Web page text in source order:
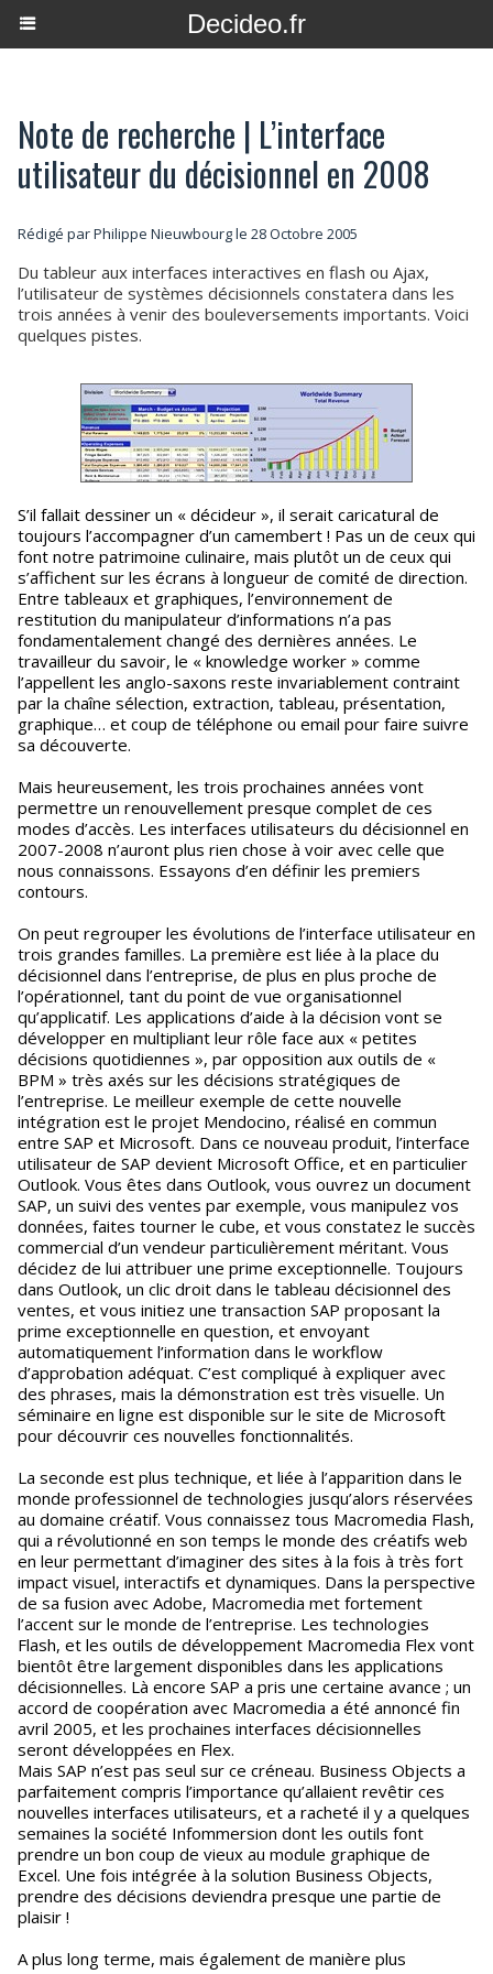
Decideo.fr
Note de recherche | L’interface
utilisateur du décisionnel en 2008
Rédigé parPhilippe Nieuwbourgle 28 Octobre 2005
Du tableur aux interfaces interactives en flash ou Ajax,
l’utilisateur de systèmes décisionnels constatera dans les
trois années à venir des bouleversements importants. Voici
quelques pistes.
S’il fallait dessiner un « décideur », il serait caricatural de
toujours l’accompagner d’un camembert ! Pas un de ceux qui
font notre patrimoine culinaire, mais plutôt un de ceux qui
s’affichent sur les écrans à longueur de comité de direction.
Entre tableaux et graphiques, l’environnement de
restitution du manipulateur d’informations n’a pas
fondamentalement changé des dernières années. Le
travailleur du savoir, le « knowledge worker » comme
l’appellent les anglo-saxons reste invariablement contraint
par la chaîne sélection, extraction, tableau, présentation,
graphique… et coup de téléphone ou email pour faire suivre
sa découverte.
Mais heureusement, les trois prochaines années vont
permettre un renouvellement presque complet de ces
modes d’accès. Les interfaces utilisateurs du décisionnel en
2007-2008 n’auront plus rien chose à voir avec celle que
nous connaissons. Essayons d’en définir les premiers
contours.
On peut regrouper les évolutions de l’interface utilisateur en
trois grandes familles. La première est liée à la place du
décisionnel dans l’entreprise, de plus en plus proche de
l’opérationnel, tant du point de vue organisationnel
qu’applicatif. Les applications d’aide à la décision vont se
développer en multipliant leur rôle face aux « petites
décisions quotidiennes », par opposition aux outils de «
BPM » très axés sur les décisions stratégiques de
l’entreprise. Le meilleur exemple de cette nouvelle
intégration est le projet Mendocino, réalisé en commun
entre SAP et Microsoft. Dans ce nouveau produit, l’interface
utilisateur de SAP devient Microsoft Office, et en particulier
Outlook. Vous êtes dans Outlook, vous ouvrez un document
SAP, un suivi des ventes par exemple, vous manipulez vos
données, faites tourner le cube, et vous constatez le succès
commercial d’un vendeur particulièrement méritant. Vous
décidez de lui attribuer une prime exceptionnelle. Toujours
dans Outlook, un clic droit dans le tableau décisionnel des
ventes, et vous initiez une transaction SAP proposant la
prime exceptionnelle en question, et envoyant
automatiquement l’information dans le workflow
d’approbation adéquat. C’est compliqué à expliquer avec
des phrases, mais la démonstration est très visuelle. Un
séminaire en ligne est disponible sur le site de Microsoft
pour découvrir ces nouvelles fonctionnalités.
La seconde est plus technique, et liée à l’apparition dans le
monde professionnel de technologies jusqu’alors réservées
au domaine créatif. Vous connaissez tous Macromedia Flash,
qui a révolutionné en son temps le monde des créatifs web
en leur permettant d’imaginer des sites à la fois à très fort
impact visuel, interactifs et dynamiques. Dans la perspective
de sa fusion avec Adobe, Macromedia met fortement
l’accent sur le monde de l’entreprise. Les technologies
Flash, et les outils de développement Macromedia Flex vont
bientôt être largement disponibles dans les applications
décisionnelles. Là encore SAP a pris une certaine avance ; un
accord de coopération avec Macromedia a été annoncé fin
avril 2005, et les prochaines interfaces décisionnelles
seront développées en Flex.
Mais SAP n’est pas seul sur ce créneau. Business Objects a
parfaitement compris l’importance qu’allaient revêtir ces
nouvelles interfaces utilisateurs, et a racheté il y a quelques
semaines la société Infommersion dont les outils font
prendre un bon coup de vieux au module graphique de
Excel. Une fois intégrée à la solution Business Objects,
prendre des décisions deviendra presque une partie de
plaisir !
A plus long terme, mais également de manière plus